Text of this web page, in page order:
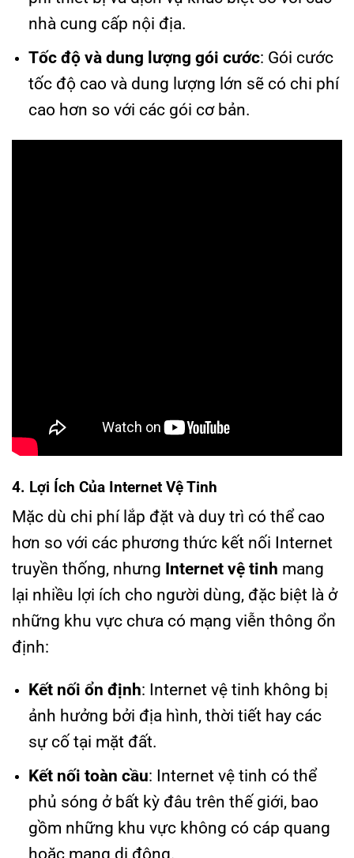
nhà cung cấp nội địa.
Tốc độ và dung lượng gói cước: Gói cước
tốc độ cao và dung lượng lớn sẽ có chi phí
cao hơn so với các gói cơ bản.
4. Lợi Ích Của Internet Vệ Tinh
Mặc dù chi phí lắp đặt và duy trì có thể cao
hơn so với các phương thức kết nối Internet
truyền thống, nhưng Internet vệ tinh mang
lại nhiều lợi ích cho người dùng, đặc biệt là ở
những khu vực chưa có mạng viễn thông ổn
định:
Kết nối ổn định: Internet vệ tinh không bị
ảnh hưởng bởi địa hình, thời tiết hay các
sự cố tại mặt đất.
Kết nối toàn cầu: Internet vệ tinh có thể
phủ sóng ở bất kỳ đâu trên thế giới, bao
gồm những khu vực không có cáp quang
hoặc mạng di động.